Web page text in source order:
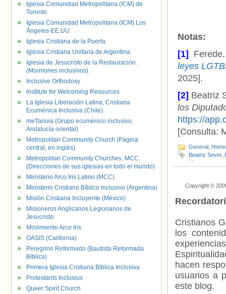
Notas:
[1]
leyes
2025].
[2] Beatriz
los
https://
[Consulta:
General
Beatriz Sever,
Menores trans
Copyright ©
Cristianos
los
hacen
usuarios a
este blog.
Iglesia Comunidad Metropolitana (ICM) de
Toronto
Iglesia Comunidad Metropolitana (ICM) Los
Ángeles-EE.UU.
Iglesia Cristiana de la Puerta
Iglesia Cristiana Unitaria de Argentina
Iglesia de Jesucristo de la Restauración.
(Mormones inclusivos).
Inclusive Orthodoxy
Institute for Welcoming Resources
La Iglesia Liberación Latina, Cristiana
Ecuménica Inclusiva (Chile)
meTanoia (Grupo ecuménico inclusivo,
Andalucía oriental)
Metropolitan Community Church (Página
central, en inglés)
Metropolitan Community Churches. MCC.
(Direcciones de sus iglesias en todo el mundo)
Ministerio Arco Iris Latino (MCC)
Ministerio Cristiano Bíblico Inclusivo (Argentina)
Misión Cristiana Incluyente (México)
Misioneros Anglicanos Legionarios de
Jesucristo
Movimiento Arco Iris
OASIS (California)
Peregrino Reformado (Bautista Reformada
Bíblica)
Primera Iglesia Cristiana Bíblica Inclusiva
Protestants Inclusius
Queer Spirit Church